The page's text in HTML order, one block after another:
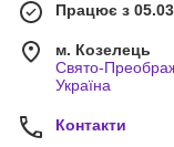
Працює з
м. Козелець
Свято-
Україна
Контакти